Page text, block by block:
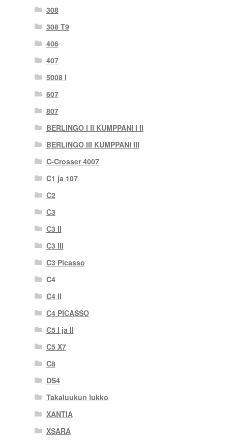
308
308 T9
406
407
5008 I
607
807
BERLINGO I II KUMPPANI I II
BERLINGO III KUMPPANI III
C-Crosser 4007
C1 ja 107
C2
C3
C3 II
C3 III
C3 Picasso
C4
C4 II
C4 PICASSO
C5 I ja II
C5 X7
C8
DS4
Takaluukun lukko
XANTIA
XSARA